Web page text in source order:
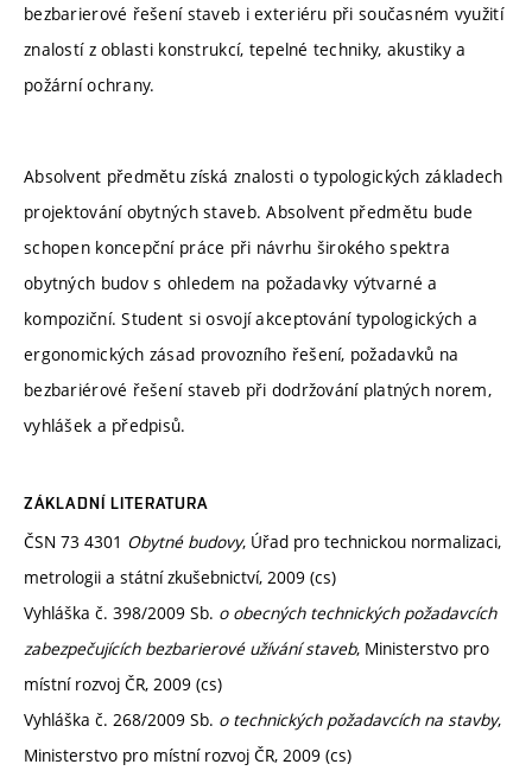
bezbarierové řešení staveb i exteriéru při současném využití
znalostí z oblasti konstrukcí, tepelné techniky, akustiky a
požární ochrany.
Absolvent předmětu získá znalosti o typologických základech
projektování obytných staveb. Absolvent předmětu bude
schopen koncepční práce při návrhu širokého spektra
obytných budov s ohledem na požadavky výtvarné a
kompoziční. Student si osvojí akceptování typologických a
ergonomických zásad provozního řešení, požadavků na
bezbariérové řešení staveb při dodržování platných norem,
vyhlášek a předpisů.
ZÁKLADNÍ LITERATURA
ČSN 73 4301 Obytné budovy, Úřad pro technickou normalizaci,
metrologii a státní zkušebnictví, 2009 (cs)
Vyhláška č. 398/2009 Sb. o obecných technických požadavcích
zabezpečujících bezbarierové užívání staveb, Ministerstvo pro
místní rozvoj ČR, 2009 (cs)
Vyhláška č. 268/2009 Sb. o technických požadavcích na stavby,
Ministerstvo pro místní rozvoj ČR, 2009 (cs)